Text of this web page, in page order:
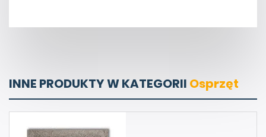
INNE PRODUKTY W KATEGORII Osprzęt